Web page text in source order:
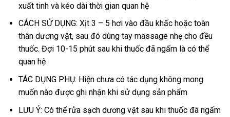
xuất tinh và kéo dài thời gian quan hệ
CÁCH SỬ DỤNG: Xịt 3 – 5 hơi vào đầu khấc hoặc toàn
thân dương vật, sau đó dùng tay massage nhẹ cho đều
thuốc. Đợi 10-15 phút sau khi thuốc đã ngấm là có thể
quan hệ
TÁC DỤNG PHỤ: Hiện chưa có tác dụng không mong
muốn nào được ghi nhận khi sử dụng sản phẩm
LƯU Ý: Có thể rửa sạch dương vật sau khi thuốc đã ngấm